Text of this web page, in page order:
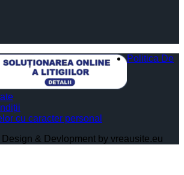
Politica De
cu caracter personal
& Devlopment by vreausite.eu